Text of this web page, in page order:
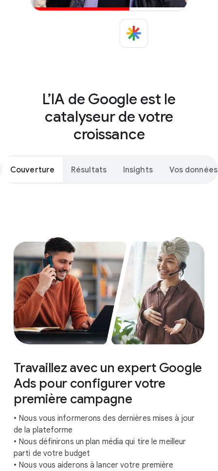
L’IA de Google est le
catalyseur de votre
croissance
Couverture Résultats Insights Vos données
Travaillez avec un expert Google
Ads pour configurer votre
première campagne
• Nous vous informerons des dernières mises à jour
de la plateforme
• Nous définirons un plan média qui tire le meilleur
parti de votre budget
• Nous vous aiderons à lancer votre première